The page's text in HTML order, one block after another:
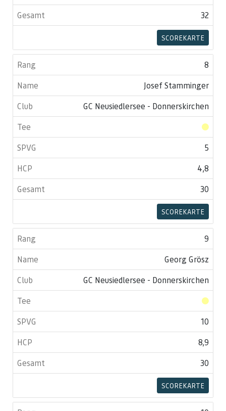
32
SCOREKARTE
8
Josef Stamminger
GC Neusiedlersee - Donnerskirchen
5
4,8
30
SCOREKARTE
9
Georg Grösz
GC Neusiedlersee - Donnerskirchen
10
8,9
30
SCOREKARTE